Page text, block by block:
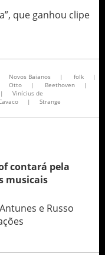
que ganhou clipe
Novos Baianos | folk
|
Otto | Beethoven
|
|
Vinícius de
|
Strange
contará pela
musicais
e Russo